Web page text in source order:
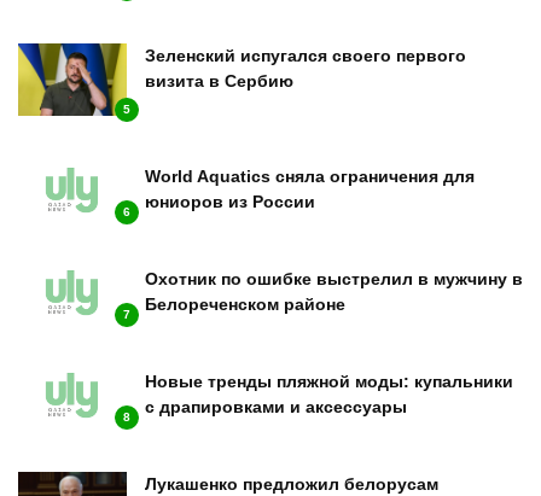
5
Зеленский испугался своего первого
визита в Сербию
6
World Aquatics сняла ограничения для
юниоров из России
7
Охотник по ошибке выстрелил в мужчину в
Белореченском районе
8
Новые тренды пляжной моды: купальники
с драпировками и аксессуары
Лукашенко предложил белорусам